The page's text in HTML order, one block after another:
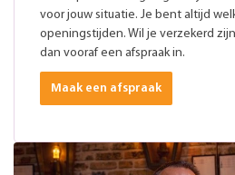
voor jouw situatie. Je bent altijd
openingstijden. Wil je verzekerd
dan vooraf een afspraak in.
Maak een afspraak